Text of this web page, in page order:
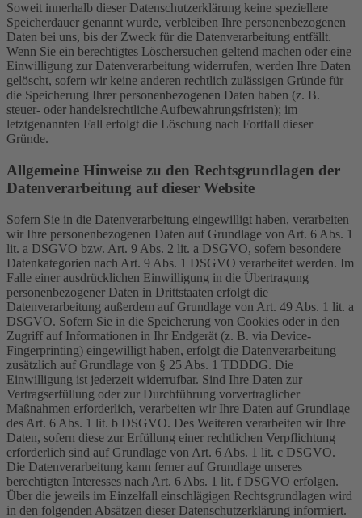
Soweit innerhalb dieser Datenschutzerklärung keine speziellere
Speicherdauer genannt wurde, verbleiben Ihre personenbezogenen
Daten bei uns, bis der Zweck für die Datenverarbeitung entfällt.
Wenn Sie ein berechtigtes Löschersuchen geltend machen oder eine
Einwilligung zur Datenverarbeitung widerrufen, werden Ihre Daten
gelöscht, sofern wir keine anderen rechtlich zulässigen Gründe für
die Speicherung Ihrer personenbezogenen Daten haben (z. B.
steuer- oder handelsrechtliche Aufbewahrungsfristen); im
letztgenannten Fall erfolgt die Löschung nach Fortfall dieser
Gründe.
Allgemeine Hinweise zu den Rechtsgrundlagen der
Datenverarbeitung auf dieser Website
Sofern Sie in die Datenverarbeitung eingewilligt haben, verarbeiten
wir Ihre personenbezogenen Daten auf Grundlage von Art. 6 Abs. 1
lit. a DSGVO bzw. Art. 9 Abs. 2 lit. a DSGVO, sofern besondere
Datenkategorien nach Art. 9 Abs. 1 DSGVO verarbeitet werden. Im
Falle einer ausdrücklichen Einwilligung in die Übertragung
personenbezogener Daten in Drittstaaten erfolgt die
Datenverarbeitung außerdem auf Grundlage von Art. 49 Abs. 1 lit. a
DSGVO. Sofern Sie in die Speicherung von Cookies oder in den
Zugriff auf Informationen in Ihr Endgerät (z. B. via Device-
Fingerprinting) eingewilligt haben, erfolgt die Datenverarbeitung
zusätzlich auf Grundlage von § 25 Abs. 1 TDDDG. Die
Einwilligung ist jederzeit widerrufbar. Sind Ihre Daten zur
Vertragserfüllung oder zur Durchführung vorvertraglicher
Maßnahmen erforderlich, verarbeiten wir Ihre Daten auf Grundlage
des Art. 6 Abs. 1 lit. b DSGVO. Des Weiteren verarbeiten wir Ihre
Daten, sofern diese zur Erfüllung einer rechtlichen Verpflichtung
erforderlich sind auf Grundlage von Art. 6 Abs. 1 lit. c DSGVO.
Die Datenverarbeitung kann ferner auf Grundlage unseres
berechtigten Interesses nach Art. 6 Abs. 1 lit. f DSGVO erfolgen.
Über die jeweils im Einzelfall einschlägigen Rechtsgrundlagen wird
in den folgenden Absätzen dieser Datenschutzerklärung informiert.